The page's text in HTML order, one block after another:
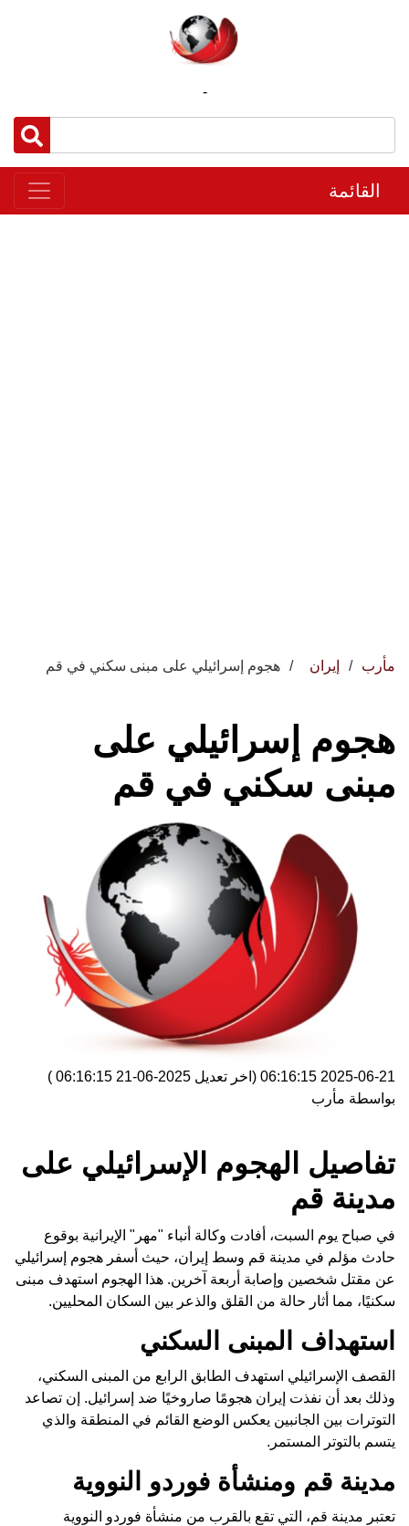
-
القائمة
مأرب إيران هجوم إسرائيلي على مبنى سكني في قم
هجوم إسرائيلي على
مبنى سكني في قم
2025-06-21 06:16:15 (اخر تعديل 2025-06-21 06:16:15
)
بواسطة مأرب
تفاصيل الهجوم الإسرائيلي على
مدينة قم
في صباح يوم السبت، أفادت وكالة أنباء "مهر" الإيرانية بوقوع
حادث مؤلم في مدينة قم وسط إيران، حيث أسفر هجوم إسرائيلي
عن مقتل شخصين وإصابة أربعة آخرين. هذا الهجوم استهدف مبنى
سكنيًا، مما أثار حالة من القلق والذعر بين السكان المحليين.
استهداف المبنى السكني
القصف الإسرائيلي استهدف الطابق الرابع من المبنى السكني،
وذلك بعد أن نفذت إيران هجومًا صاروخيًا ضد إسرائيل. إن تصاعد
التوترات بين الجانبين يعكس الوضع القائم في المنطقة والذي
يتسم بالتوتر المستمر.
مدينة قم ومنشأة فوردو النووية
تعتبر مدينة قم، التي تقع بالقرب من منشأة فوردو النووية